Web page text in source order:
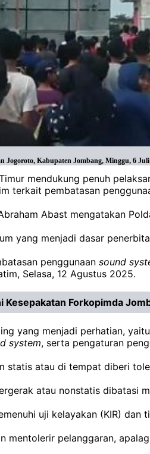
Kabupaten Jombang, Minggu, 6
mendukung penuh
terkait pembatasan
Abast mengatakan
yang menjadi dasar
penggunaan sound
Selasa, 12 Agustus 2025.
Forkopimda
yang menjadi perhatian,
system, serta pengaturan
statis atau di tempat diberi
atau nonstatis dibatasi
uji kelayakan (KIR) dan
mentolerir pelanggaran,